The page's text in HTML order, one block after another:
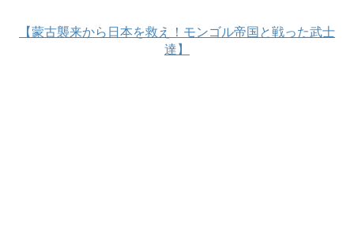
【蒙古襲来から日本を救え！モンゴル帝国と戦った武士
達】